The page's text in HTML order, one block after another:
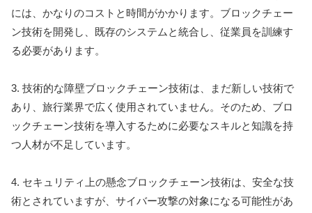
には、かなりのコストと時間がかかります。ブロックチェー
ン技術を開発し、既存のシステムと統合し、従業員を訓練す
る必要があります。
3. 技術的な障壁ブロックチェーン技術は、まだ新しい技術で
あり、旅行業界で広く使用されていません。そのため、ブロ
ックチェーン技術を導入するために必要なスキルと知識を持
つ人材が不足しています。
4. セキュリティ上の懸念ブロックチェーン技術は、安全な技
術とされていますが、サイバー攻撃の対象になる可能性があ